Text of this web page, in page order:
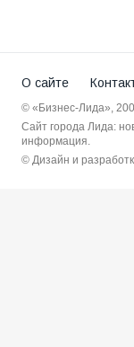
О сайте
© «Бизнес-Лида»,
Сайт города Лида:
информация.
© Дизайн и